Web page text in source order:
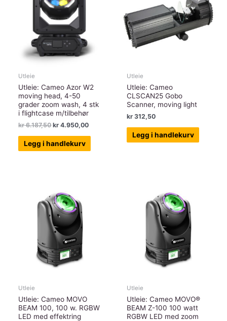
Utleie
Utleie: Cameo Azor W2
moving head, 4-50
grader zoom wash, 4 stk
i flightcase m/tilbehør
kr6.187,50Opprinnelig
var:
kr 6.187,50.
kr 4.950,00Nåværende
kr 4.950,00.
Legg i handlekurv
Utleie
Utleie: Cameo
CLSCAN25 Gobo
Scanner, moving light
kr 312,50
Legg i handlekurv
Utleie
Utleie: Cameo MOVO
BEAM 100, 100 w. RGBW
LED med effektring
Utleie
Utleie: Cameo MOVO®
BEAM Z-100 100 watt
RGBW LED med zoom